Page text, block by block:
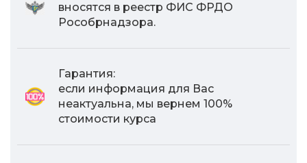
вносятся в реестр ФИС ФРДО
Рособрнадзора.
Гарантия:
если информация для Вас
неактуальна, мы вернем 100%
стоимости курса